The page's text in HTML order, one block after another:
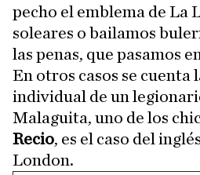
pecho el emblema de La
soleares o bailamos
las penas, que pasamos
En otros casos se cuenta
individual de un
Malaguita, uno de los
Recio, es el caso del
London.